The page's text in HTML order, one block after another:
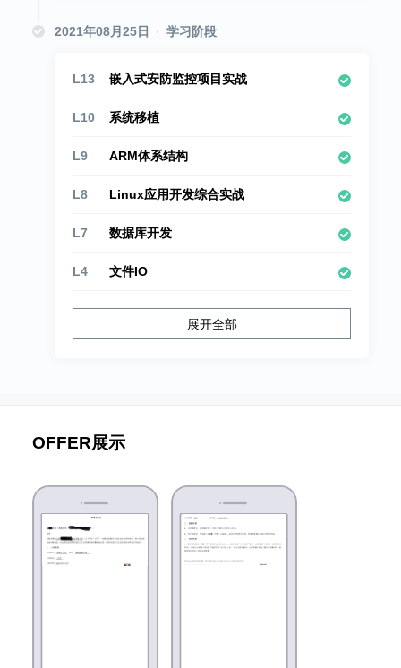
2021年08月25日 · 学习阶段
L13 嵌入式安防监控项目实战
L10 系统移植
L9 ARM体系结构
L8 Linux应用开发综合实战
L7 数据库开发
L4 文件IO
L3 数据结构
展开全部
OFFER展示